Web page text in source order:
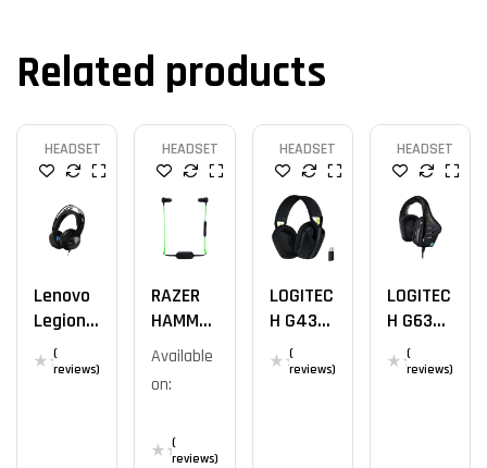
Related products
HEADSET
Lenovo
Legion
H300
Stereo
(
reviews)
HEADSET
RAZER
HAMMER
HEAD BT
Available
on:
(
reviews)
HEADSET
LOGITEC
H G435
Noir
(
reviews)
HEADSET
LOGITEC
H G633
OFFICIA
L
(
reviews)